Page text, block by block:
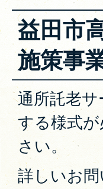
益田市
施策事業
通所託老
する様式
さい。
詳しいお